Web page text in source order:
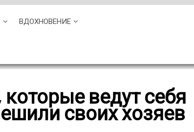
ВДОХНОВЕНИЕ
ведут себя
своих хозяев